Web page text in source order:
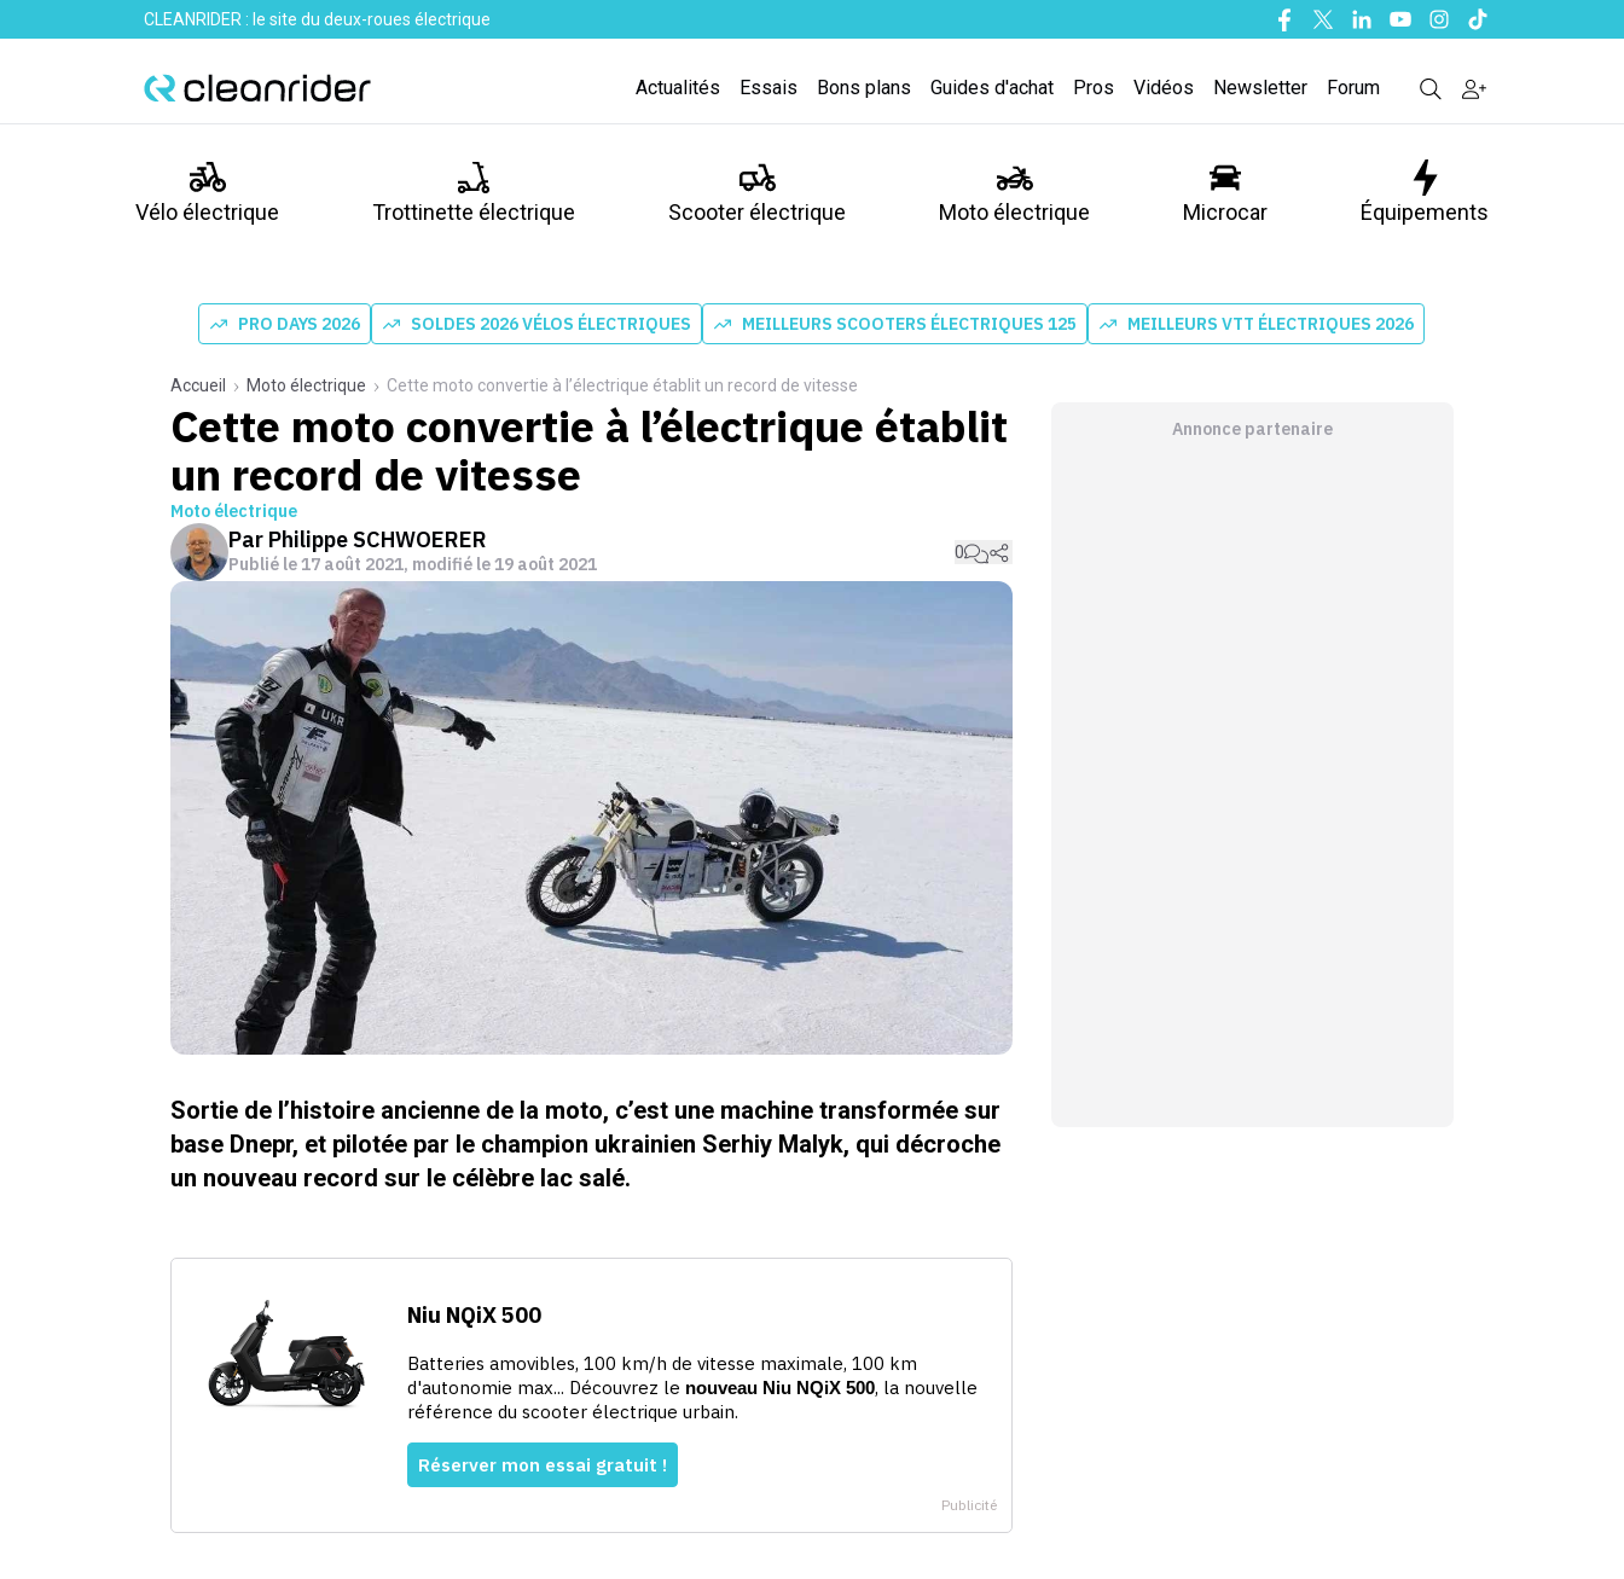
CLEANRIDER : le site du deux-roues électrique Facebook
TwitterLinkedinYoutubeInstagram
Tiktok
Actualités Essais Bons plans Guides d'achat Pros Vidéos Newsletter Forum
Vélo électrique Trottinette électrique Scooter électrique Moto électrique Microcar Équipements
PRO DAYS 2026 SOLDES 2026 VÉLOS ÉLECTRIQUES MEILLEURS SCOOTERS ÉLECTRIQUES 125 MEILLEURS VTT ÉLECTRIQUES 2026
Accueil Moto électrique Cette moto convertie à l’électrique établit un record de vitesse
Cette moto convertie à l’électrique établit
un record de vitesse
Moto électrique
Par Philippe SCHWOERER
Publié le17 août 2021, modifié le 19 août 2021
0
Sortie de l’histoire ancienne de la moto, c’est une machine transformée sur
base Dnepr, et pilotée par le champion ukrainien Serhiy Malyk, qui décroche
un nouveau record sur le célèbre lac salé.
Annonce partenaire